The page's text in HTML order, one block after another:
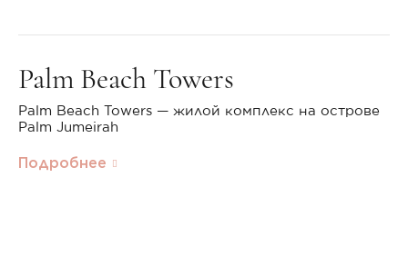
Palm Beach Towers
Palm Beach Towers — жилой комплекс на острове
Palm Jumeirah
Подробнее